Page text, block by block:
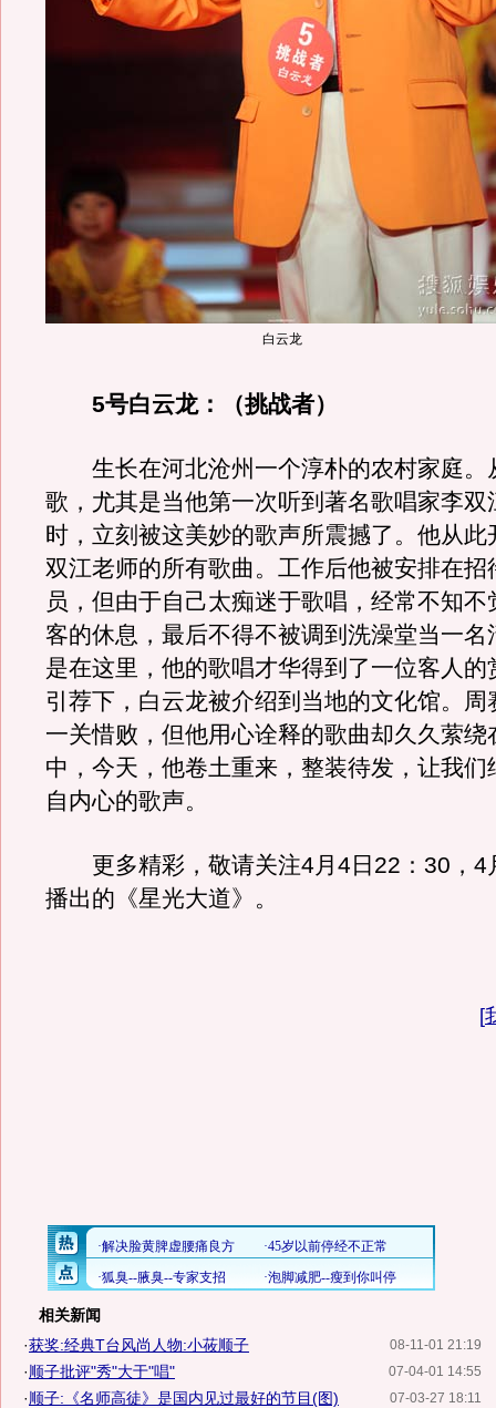
白云龙
5号白云龙：（挑战者）
生长在河北沧州一个淳朴的农村家庭。
歌，尤其是当他第一次听到著名歌唱家李双
时，立刻被这美妙的歌声所震撼了。他从此
双江老师的所有歌曲。工作后他被安排在招
员，但由于自己太痴迷于歌唱，经常不知不
客的休息，最后不得不被调到洗澡堂当一名
是在这里，他的歌唱才华得到了一位客人的
引荐下，白云龙被介绍到当地的文化馆。周
一关惜败，但他用心诠释的歌曲却久久萦绕
中，今天，他卷土重来，整装待发，让我们
自内心的歌声。
更多精彩，敬请关注4月4日22：30，4
播出的《星光大道》。
[
相关新闻
08-11-01 21:19
·获奖:经典T台风尚人物:小莜顺子
07-04-01 14:55
·顺子批评"秀"大于"唱"
07-03-27 18:11
·顺子:《名师高徒》是国内见过最好的节目(图)